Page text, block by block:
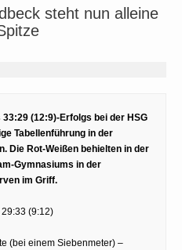
steht nun alleine
(12:9)-Erfolgs bei der HSG
Tabellenführung in der
Die Rot-Weißen behielten in der
Gymnasiums in der
im Griff.
(9:12)
(bei einem Siebenmeter) –